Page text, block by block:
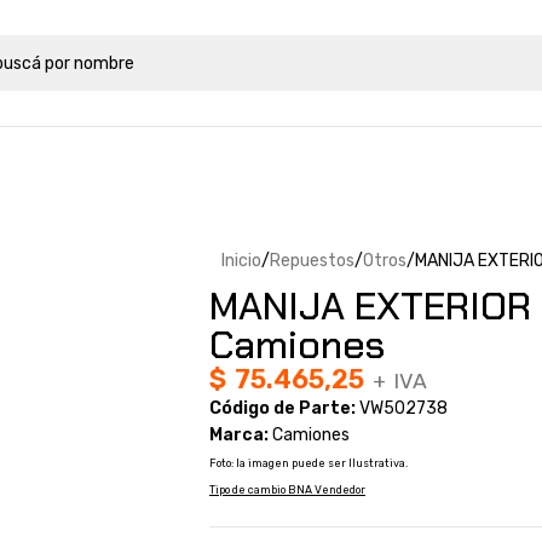
Inicio Repuestos Otros MANIJA
MANIJA
Camiones
$ 75.465,25 + IVA
Código de Parte:VW502738
Marca:Camiones
Foto: la imagen puede ser Ilustrativa.
Tipo de cambio BNA Vendedor